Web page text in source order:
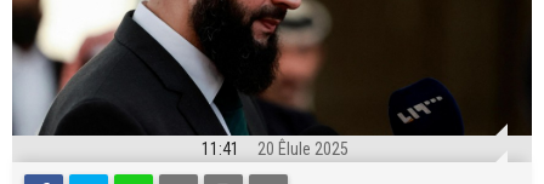
11:41 20 Êlule 2025